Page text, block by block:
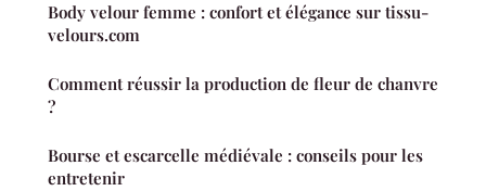
Body velour femme : confort et élégance sur tissu-
velours.com
Comment réussir la production de fleur de chanvre
?
Bourse et escarcelle médiévale : conseils pour les
entretenir